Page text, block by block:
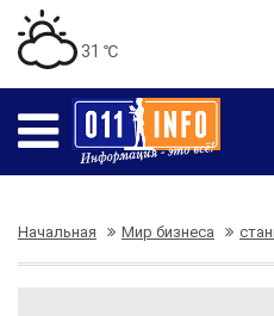
31 ℃
Начальная Мир бизнеса